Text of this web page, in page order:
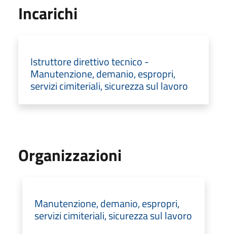
Incarichi
Istruttore direttivo tecnico -
Manutenzione, demanio, espropri,
servizi cimiteriali, sicurezza sul lavoro
Organizzazioni
Manutenzione, demanio, espropri,
servizi cimiteriali, sicurezza sul lavoro